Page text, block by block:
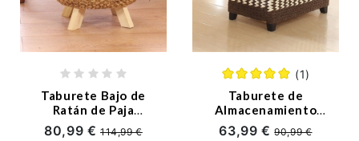
Taburete Bajo de
Ratán de Paja
Creative en Casa
80,99 € 114,99 €
(1)
Taburete de
Almacenamiento
Tejido Europeo
63,99 €90,99 €